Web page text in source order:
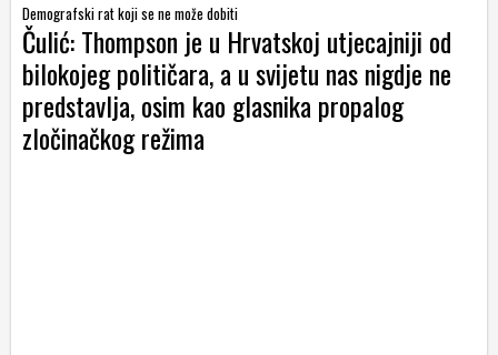
Demografski rat koji se ne može dobiti
Čulić: Thompson je u Hrvatskoj utjecajniji od
bilokojeg političara, a u svijetu nas nigdje ne
predstavlja, osim kao glasnika propalog
zločinačkog režima